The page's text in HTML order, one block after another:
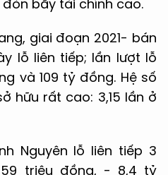
bẩy tài chính cao.
giai đoạn 2021- bán
lỗ liên tiếp; lần lượt lỗ
và 109 tỷ đồng. Hệ số
hữu rất cao: 3,15 lần ở
Nguyên lỗ liên tiếp 3
59 triệu đồng, - 8,4 tỷ